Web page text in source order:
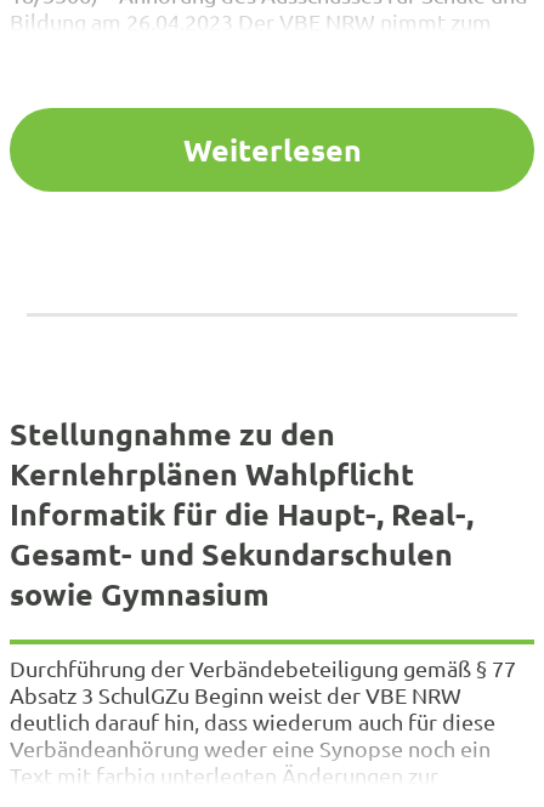
Bildung am 26.04.2023 Der VBE NRW nimmt zum
NRW eine wertvolle Bereicherung der
Bildungslandschaft in Nordrhein-Westfalen. Ihr Ziel
ist es, Eltern zu stärken und in ihrer Aufgabe zu
unterstützen, Kinder…
Weiterlesen
Stellungnahme zu den
Kernlehrplänen Wahlpflicht
Informatik für die Haupt-, Real-,
Gesamt- und Sekundarschulen
sowie Gymnasium
Durchführung der Verbändebeteiligung gemäß § 77
Absatz 3 SchulGZu Beginn weist der VBE NRW
deutlich darauf hin, dass wiederum auch für diese
Verbändeanhörung weder eine Synopse noch ein
Text mit farbig unterlegten Änderungen zur